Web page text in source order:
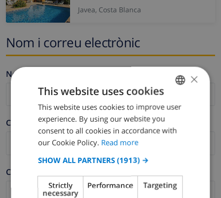
Javea, Costa Blanca
Nom i correu electrònic
Nom *
Cognom *
Correu electrònic *
ENGLISH
DUTCH
CATALAN
×
This website uses cookies
This website uses cookies to improve user
experience. By using our website you
consent to all cookies in accordance with
our Cookie Policy. Read more
SHOW ALL PARTNERS (1913) →
Strictly
necessary
Performance Targeting